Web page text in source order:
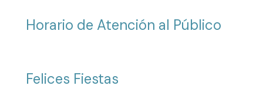
Horario de Atención al Público
Felices Fiestas